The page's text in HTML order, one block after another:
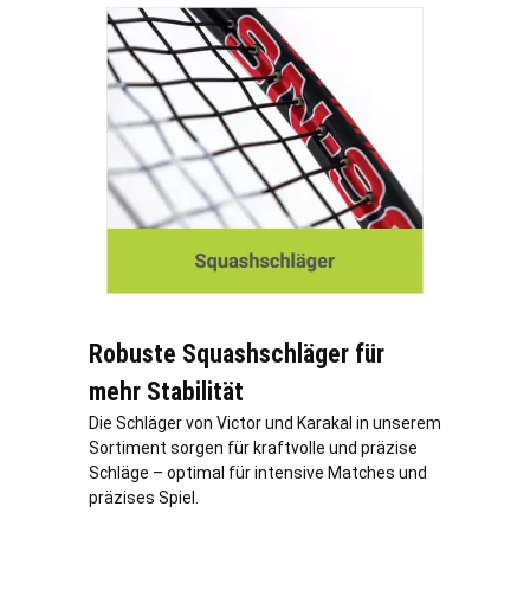
Robuste Squashschläger für
mehr Stabilität
Die Schläger von Victor und Karakal in unserem
Sortiment sorgen für kraftvolle und präzise
Schläge – optimal für intensive Matches und
präzises Spiel.